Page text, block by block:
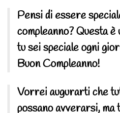
Pensi di essere
compleanno? Questa
tu sei speciale ogni
Buon Compleanno!
Vorrei augurarti che
possano avverarsi, ma